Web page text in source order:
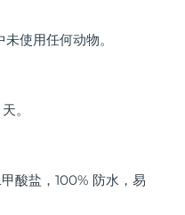
使用任何动物。
。
酸盐，100% 防水，易